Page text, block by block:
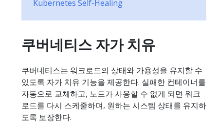
Kubernetes Self-Healing
쿠버네티스 자가 치유
쿠버네티스는 워크로드의 상태와 가용성을 유지할 수
있도록 자가 치유 기능을 제공한다. 실패한 컨테이너를
자동으로 교체하고, 노드가 사용할 수 없게 되면 워크
로드를 다시 스케줄하며, 원하는 시스템 상태를 유지하
도록 보장한다.